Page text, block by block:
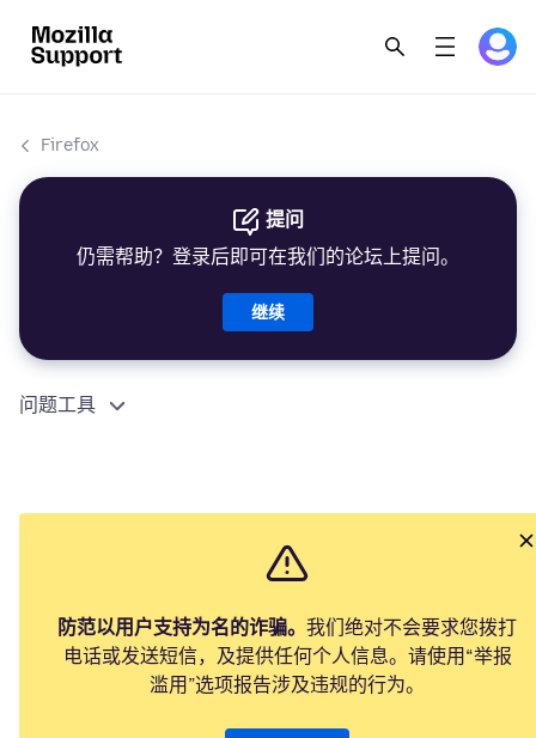
Firefox
提问
仍需帮助？登录后即可在我们的论坛上提问。
继续
问题工具
防范以用户支持为名的诈骗。 我们绝对不会要求您拨打
电话或发送短信，及提供任何个人信息。请使用“举报
滥用”选项报告涉及违规的行为。